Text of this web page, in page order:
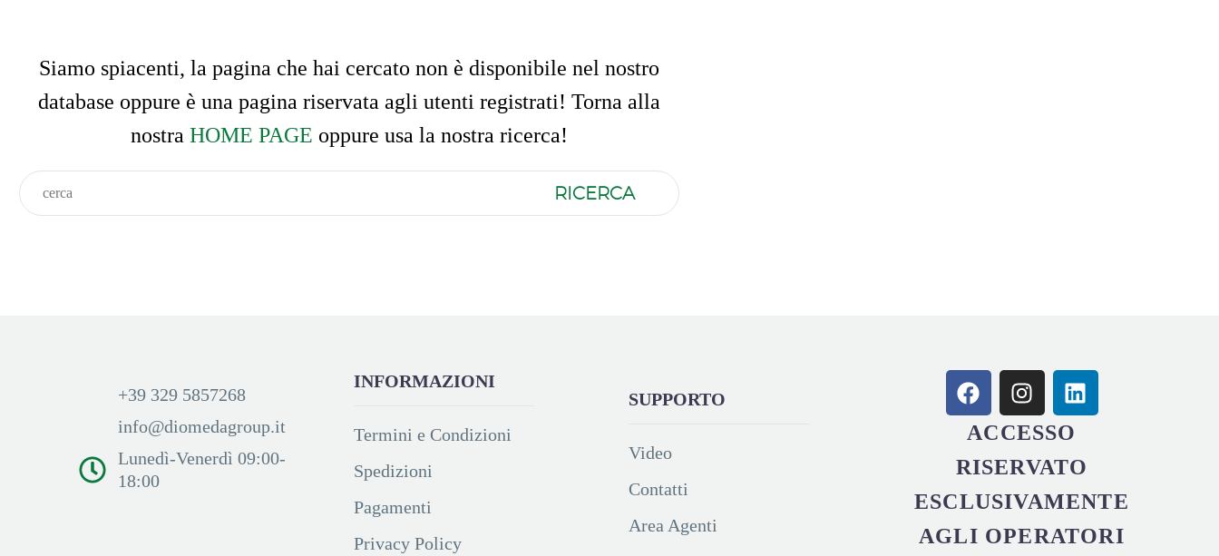
Siamo spiacenti, la pagina che hai cercato non è disponibile nel nostro
database oppure è una pagina riservata agli utenti registrati! Torna alla
nostra HOME PAGE oppure usa la nostra ricerca!
RICERCA
+39 329 5857268
info@diomedagroup.it
Lunedì-Venerdì 09:00-
18:00
INFORMAZIONI
Termini e Condizioni
Spedizioni
Pagamenti
Privacy Policy
SUPPORTO
Video
Contatti
Area Agenti
ACCESSO
RISERVATO
ESCLUSIVAMENTE
AGLI OPERATORI